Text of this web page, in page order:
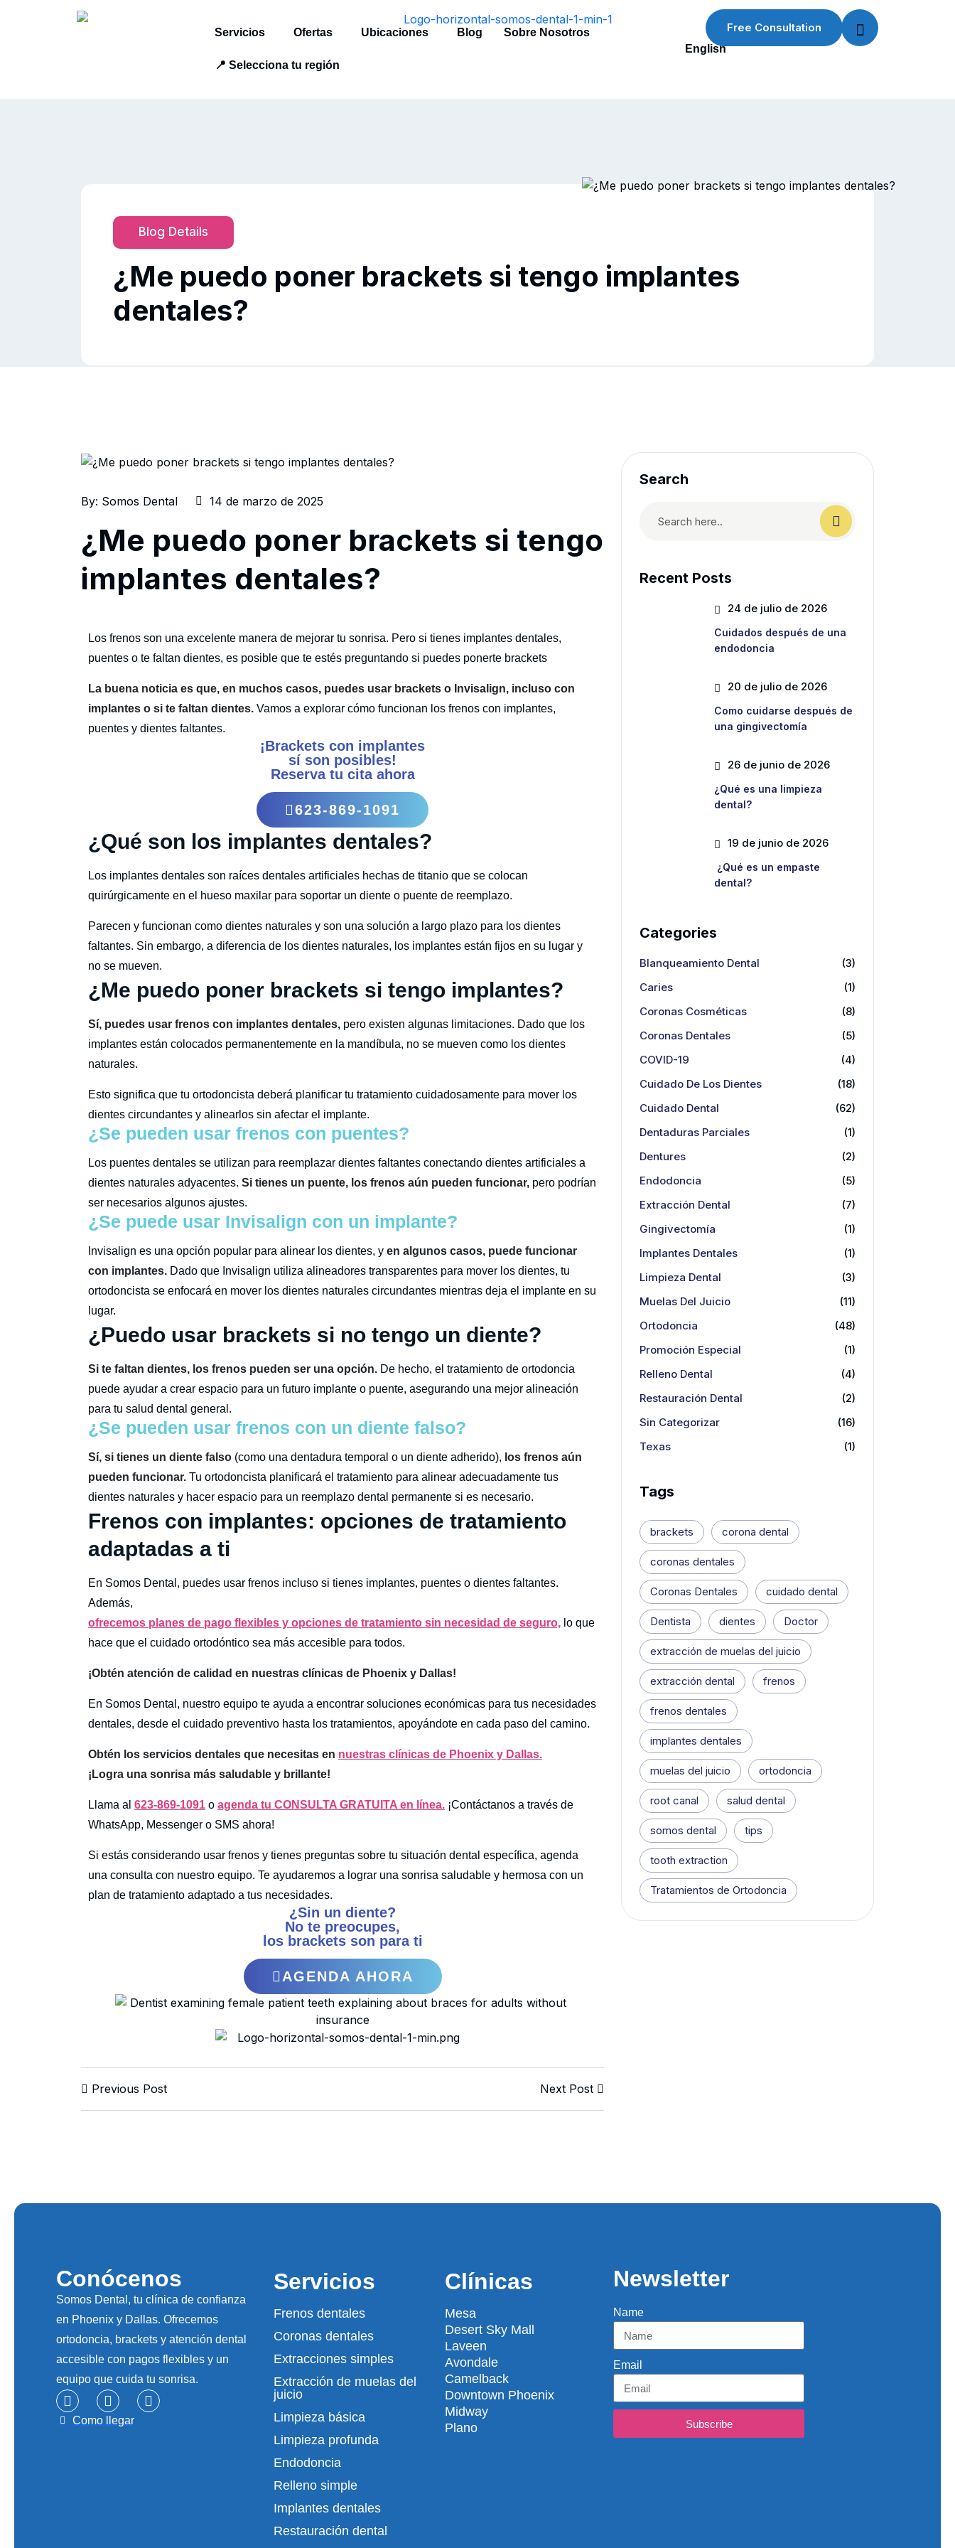
Servicios Ofertas Ubicaciones Blog Sobre Nosotros
📍 Selecciona tu región
English
Free Consultation
Blog Details
¿Me puedo poner brackets si tengo implantes
dentales?
By: Somos Dental 14 de marzo de 2025
¿Me puedo poner brackets si tengo
implantes dentales?
Los frenos son una excelente manera de mejorar tu sonrisa. Pero si tienes implantes dentales,
puentes o te faltan dientes, es posible que te estés preguntando si puedes ponerte brackets
La buena noticia es que, en muchos casos, puedes usar brackets o Invisalign, incluso con
implantes o si te faltan dientes. Vamos a explorar cómo funcionan los frenos con implantes,
puentes y dientes faltantes.
¡Brackets con implantes
sí son posibles!
Reserva tu cita ahora
623-869-1091
¿Qué son los implantes dentales?
Los implantes dentales son raíces dentales artificiales hechas de titanio que se colocan
quirúrgicamente en el hueso maxilar para soportar un diente o puente de reemplazo.
Parecen y funcionan como dientes naturales y son una solución a largo plazo para los dientes
faltantes. Sin embargo, a diferencia de los dientes naturales, los implantes están fijos en su lugar y
no se mueven.
¿Me puedo poner brackets si tengo implantes?
Sí, puedes usar frenos con implantes dentales, pero existen algunas limitaciones. Dado que los
implantes están colocados permanentemente en la mandíbula, no se mueven como los dientes
naturales.
Esto significa que tu ortodoncista deberá planificar tu tratamiento cuidadosamente para mover los
dientes circundantes y alinearlos sin afectar el implante.
¿Se pueden usar frenos con puentes?
Los puentes dentales se utilizan para reemplazar dientes faltantes conectando dientes artificiales a
dientes naturales adyacentes. Si tienes un puente, los frenos aún pueden funcionar, pero podrían
ser necesarios algunos ajustes.
¿Se puede usar Invisalign con un implante?
Invisalign es una opción popular para alinear los dientes, y en algunos casos, puede funcionar
con implantes. Dado que Invisalign utiliza alineadores transparentes para mover los dientes, tu
ortodoncista se enfocará en mover los dientes naturales circundantes mientras deja el implante en su
lugar.
¿Puedo usar brackets si no tengo un diente?
Si te faltan dientes, los frenos pueden ser una opción. De hecho, el tratamiento de ortodoncia
puede ayudar a crear espacio para un futuro implante o puente, asegurando una mejor alineación
para tu salud dental general.
¿Se pueden usar frenos con un diente falso?
Sí, si tienes un diente falso (como una dentadura temporal o un diente adherido), los frenos aún
pueden funcionar. Tu ortodoncista planificará el tratamiento para alinear adecuadamente tus
dientes naturales y hacer espacio para un reemplazo dental permanente si es necesario.
Frenos con implantes: opciones de tratamiento
adaptadas a ti
En Somos Dental, puedes usar frenos incluso si tienes implantes, puentes o dientes faltantes.
Además,
ofrecemos planes de pago flexibles y opciones de tratamiento sin necesidad de seguro, lo que
hace que el cuidado ortodóntico sea más accesible para todos.
¡Obtén atención de calidad en nuestras clínicas de Phoenix y Dallas!
En Somos Dental, nuestro equipo te ayuda a encontrar soluciones económicas para tus necesidades
dentales, desde el cuidado preventivo hasta los tratamientos, apoyándote en cada paso del camino.
Obtén los servicios dentales que necesitas en nuestras clínicas de Phoenix y Dallas.
¡Logra una sonrisa más saludable y brillante!
Llama al 623-869-1091 o agenda tu CONSULTA GRATUITA en línea. ¡Contáctanos a través de
WhatsApp, Messenger o SMS ahora!
Si estás considerando usar frenos y tienes preguntas sobre tu situación dental específica, agenda
una consulta con nuestro equipo. Te ayudaremos a lograr una sonrisa saludable y hermosa con un
plan de tratamiento adaptado a tus necesidades.
¿Sin un diente?
No te preocupes,
los brackets son para ti
AGENDA AHORA
Previous Post Next Post
Search
Recent Posts
24 de julio de 2026
Cuidados después de una
endodoncia
20 de julio de 2026
Como cuidarse después de
una gingivectomía
26 de junio de 2026
¿Qué es una limpieza
dental?
19 de junio de 2026
¿Qué es un empaste
dental?
Categories
Blanqueamiento Dental
(3)
Caries
(1)
Coronas Cosméticas
(8)
Coronas Dentales
(5)
COVID-19
(4)
Cuidado De Los Dientes
(18)
Cuidado Dental
(62)
Dentaduras Parciales
(1)
Dentures
(2)
Endodoncia
(5)
Extracción Dental
(7)
Gingivectomía
(1)
Implantes Dentales
(1)
Limpieza Dental
(3)
Muelas Del Juicio
(11)
Ortodoncia
(48)
Promoción Especial
(1)
Relleno Dental
(4)
Restauración Dental
(2)
Sin Categorizar
(16)
Texas
(1)
Tags
brackets corona dental
coronas dentales
Coronas Dentales cuidado dental
Dentista dientes Doctor
extracción de muelas del juicio
extracción dental frenos
frenos dentales
implantes dentales
muelas del juicio ortodoncia
root canal salud dental
somos dental tips
tooth extraction
Tratamientos de Ortodoncia
Conócenos
Somos Dental, tu clínica de confianza
en Phoenix y Dallas. Ofrecemos
ortodoncia, brackets y atención dental
accesible con pagos flexibles y un
equipo que cuida tu sonrisa.
Como llegar
Servicios
Frenos dentales
Coronas dentales
Extracciones simples
Extracción de muelas del
juicio
Limpieza básica
Limpieza profunda
Endodoncia
Relleno simple
Implantes dentales
Restauración dental
Clínicas
Mesa
Desert Sky Mall
Laveen
Avondale
Camelback
Downtown Phoenix
Midway
Plano
Newsletter
Name
Email
Subscribe